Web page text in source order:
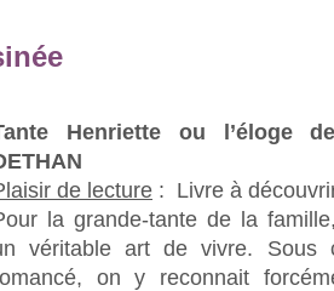
Henriette ou l’éloge
de lecture : Livre à
la grande-tante de la
véritable art de vivre. Sous
on y reconnait